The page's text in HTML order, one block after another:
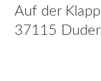
Auf der
37115